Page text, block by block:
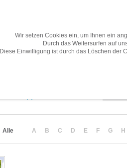
Alle A B C D E F G H
Wir setzen Cookies ein, um Ihnen ein
Durch das Weitersurfen auf
Diese Einwilligung ist durch das Löschen der